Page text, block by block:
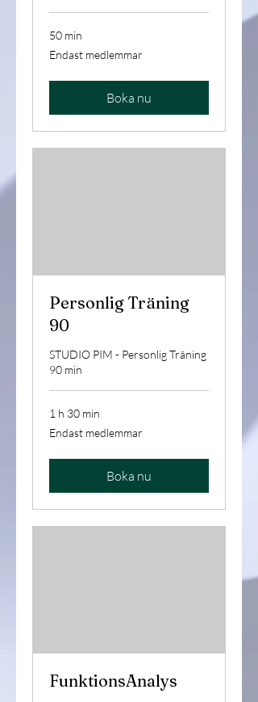
50 min
Endast
medlemmar
Endast medlemmar
Boka nu
Personlig Träning
90
STUDIO PIM - Personlig Träning
90 min
1 h 30 min
Endast
medlemmar
Endast medlemmar
Boka nu
FunktionsAnalys